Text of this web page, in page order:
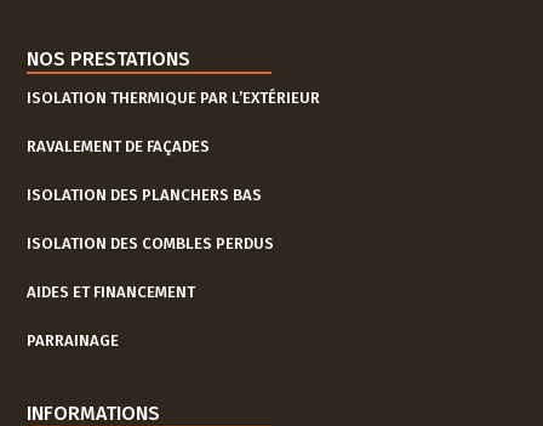
NOS PRESTATIONS
ISOLATION THERMIQUE PAR L’EXTÉRIEUR
RAVALEMENT DE FAÇADES
ISOLATION DES PLANCHERS BAS
ISOLATION DES COMBLES PERDUS
AIDES ET FINANCEMENT
PARRAINAGE
INFORMATIONS